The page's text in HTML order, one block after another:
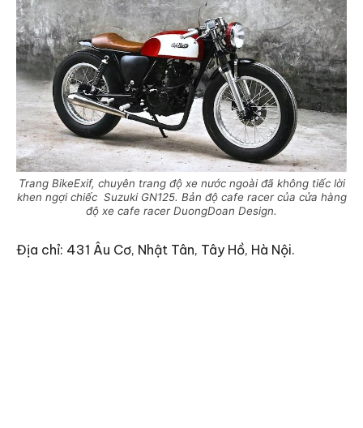
Trang BikeExif, chuyên trang độ xe nước ngoài đã không tiếc lời
khen ngợi chiếc Suzuki GN125. Bản độ cafe racer của cửa hàng
độ xe cafe racer DuongDoan Design.
Địa chỉ: 431 Âu Cơ, Nhật Tân, Tây Hồ, Hà Nội.